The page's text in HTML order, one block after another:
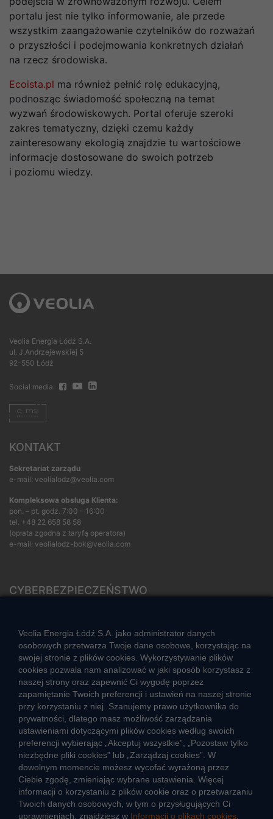
portalu jest nie tylko informowanie, ale przede
wszystkim zaangażowanie czytelników do rozważań
o przyszłości i podejmowania konkretnych działań
na rzecz środowiska.
Ecoista.pl ma również pełnić rolę edukacyjną,
podnosząc świadomość społeczną na temat
wyzwań środowiskowych. Portal oferuje szeroki
zakres tematyczny, dzięki czemu każdy
zainteresowany ekologią znajdzie tu wartościowe
informacje dostosowane do swoich potrzeb
i poziomu wiedzy.
Veolia Energia Łódź S.A.
ul. J.Andrzejewskiej 5
92-550 Łódź
Social media:
KONTAKT
Sekretariat zarządu
e-mail: veolialodz@veolia.com
Kompleksowa obsługa Klienta:
pon. – pt. godz. 7:00 – 16:00
tel. +48 22 658 58 58
(opłata zgodna z taryfą operatora)
e-mail: veolialodz-bok@veolia.com
CYBERBEZPIECZEŃSTWO
CIEPŁO SYSTEMOWE
Zalety ciepła systemowego
Ciepło przez cały rok
Usługi okołociepłownicze
Informacje ciepła systemowego
JAK POWSTAJE CIEPŁO
ŹRÓDŁA CIEPŁA
Veolia Energia Łódź S.A. jako administrator danych
osobowych przetwarza Twoje dane osobowe, korzystając na
swojej stronie z plików cookies. Wykorzystywanie plików
cookies pozwala nam analizować w jaki sposób korzystasz z
naszej strony oraz zapewnić Ci wygodę poprzez
zapamiętanie Twoich preferencji i ustawień na naszej stronie
przy korzystaniu z niej. Szanujemy prawo użytkownika do
prywatności, dlatego masz możliwość zarządzania
ustawieniami dotyczącymi plików cookies według swoich
preferencji wybierając „Akceptuj wszystkie”, „Pozostaw tylko
niezbędne pliki cookies” lub „Zarządzaj cookies”. W
dowolnym momencie możesz wycofać wyrażoną przez
Ciebie zgodę, zmieniając wybrane ustawienia. Więcej
informacji o korzystaniu z plików cookie oraz o przetwarzaniu
Twoich danych osobowych, w tym o przysługujących Ci
uprawnieniach, znajdziesz w Informacji o plikach cookies